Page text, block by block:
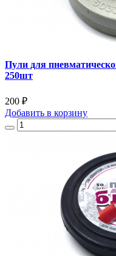
Пули для
250шт
200 ₽
Добавить в корзину